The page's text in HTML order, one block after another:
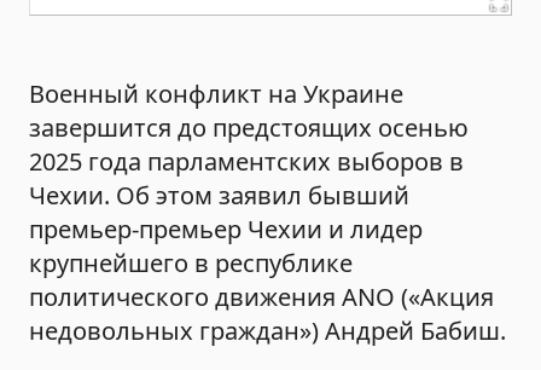
Военный конфликт на Украине
завершится до предстоящих осенью
2025 года парламентских выборов в
Чехии. Об этом заявил бывший
премьер-премьер Чехии и лидер
крупнейшего в республике
политического движения ANO («Акция
недовольных граждан») Андрей Бабиш.